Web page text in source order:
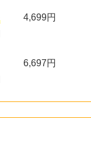
4,699円
6,697円